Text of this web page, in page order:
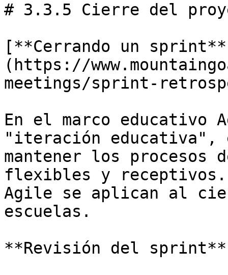
# 3.3.5 Cierre del
[**Cerrando un
(https://
meetings/sprint-
En el marco
"iteración educativa",
mantener los procesos
flexibles y
Agile se aplican al
escuelas.
**Revisión del sprint**